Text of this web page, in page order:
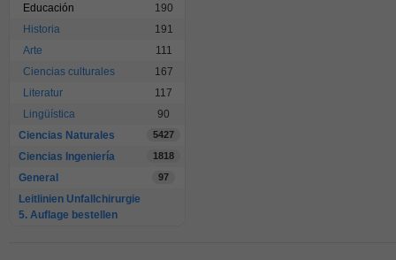
Educación
190
Historia
191
Arte
111
Ciencias culturales
167
Literatur
117
Lingüística
90
Ciencias Naturales
5427
Ciencias Ingeniería 1818
General 97
Leitlinien Unfallchirurgie
5. Auflage bestellen